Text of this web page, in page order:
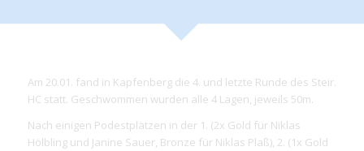
Am 20.01. fand in Kapfenberg die 4. und letzte Runde des Steir.
HC statt. Geschwommen wurden alle 4 Lagen, jeweils 50m.
Nach einigen Podestplätzen in der 1. (2x Gold für Niklas
Hölbling und Janine Sauer, Bronze für Niklas Plaß), 2. (1x Gold